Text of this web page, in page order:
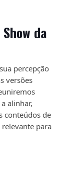
da
percepção
versões
alinhar,
conteúdos de
para